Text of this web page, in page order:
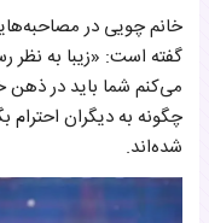
خانم چویی در
گفته است: «زیبا به نظر
می‌کنم شما باید در ذهن
چگونه به دیگران احترام
شده‌اند.